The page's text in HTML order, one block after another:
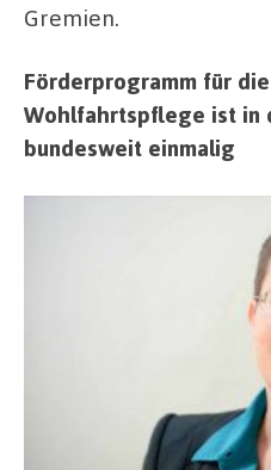
Gremien.
Förderprogramm für
Wohlfahrtspflege ist in
bundesweit einmalig